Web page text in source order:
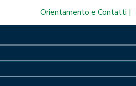
Orientamento e Contatti